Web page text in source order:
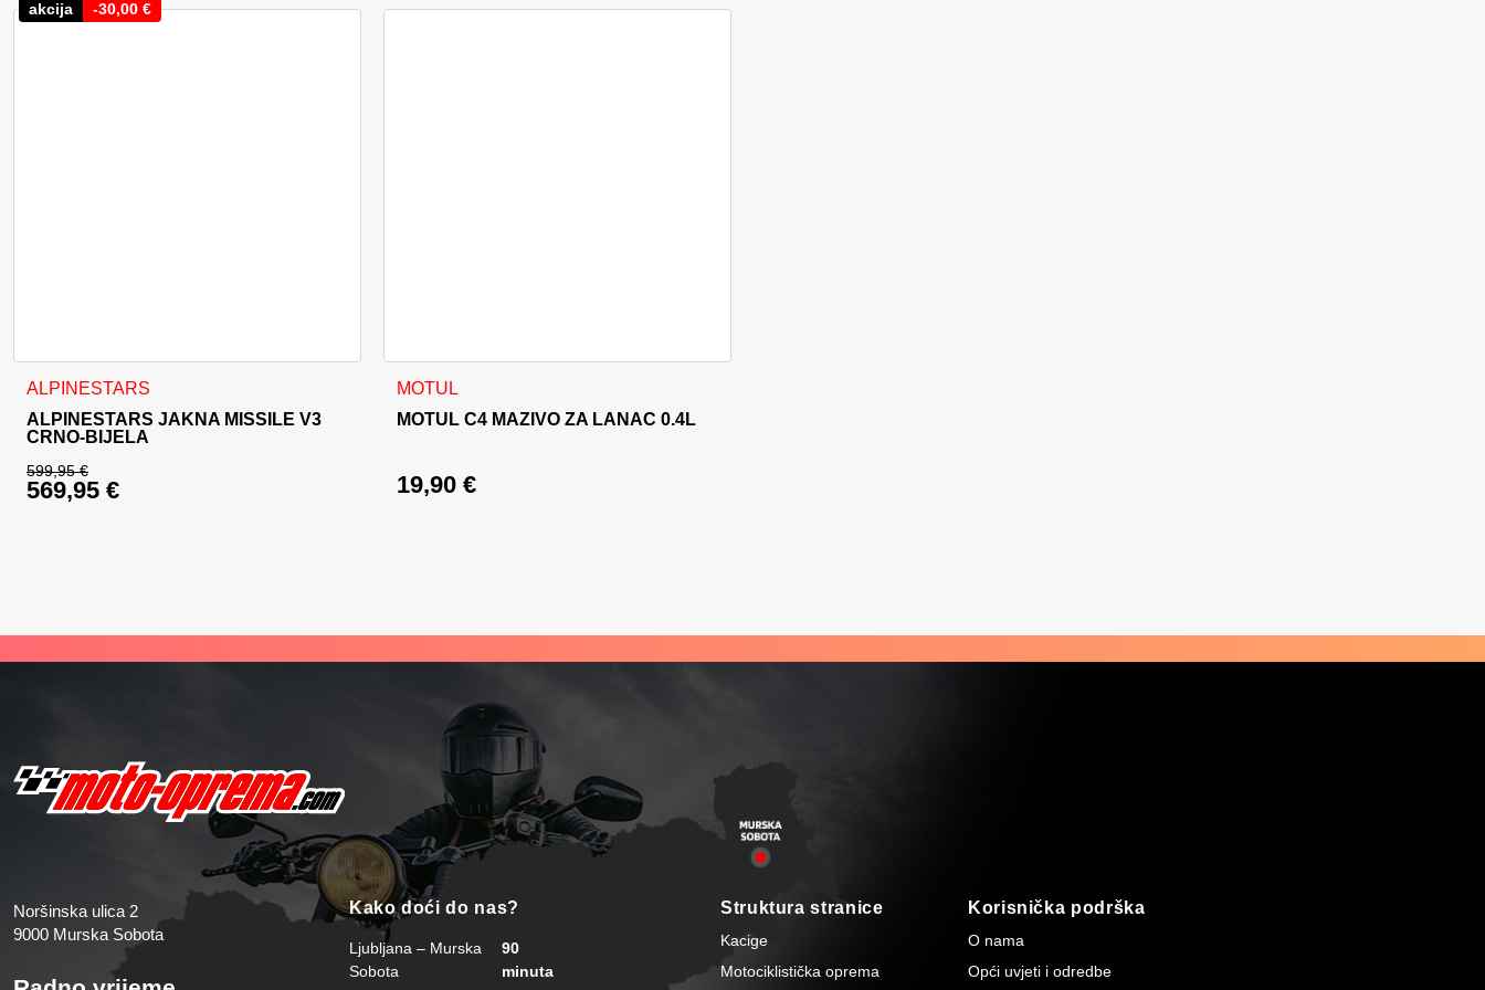
akcija -30,00 €
ALPINESTARS
ALPINESTARS JAKNA MISSILE V3
CRNO-BIJELA
599,95€
Izvorna cijena bila je: 599,95 €.
569,95 €
Ovaj proizvod ima više varijanti. Opcije se mogu odabrati na stranici proizvoda
MOTUL
MOTUL C4 MAZIVO ZA LANAC 0.4L
19,90 €
Noršinska ulica 2
9000 Murska Sobota
Kako doći do nas?
Ljubljana – Murska
Sobota
90
minuta
Struktura stranice
Kacige
Motociklistička oprema
Korisnička podrška
O nama
Opći uvjeti i odredbe